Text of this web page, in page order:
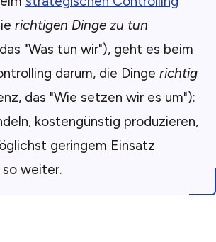
richtigen Dinge zu tun
"Was tun wir"), geht es beim
darum, die Dinge richtig
das "Wie setzen wir es um"):
kostengünstig produzieren,
geringem Einsatz
weiter.